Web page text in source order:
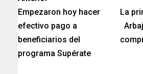
Empezaron hoy hacer
efectivo pago a
beneficiarios del
programa Supérate
La